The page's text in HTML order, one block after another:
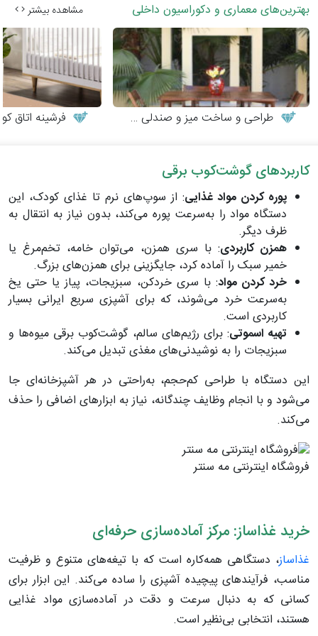
بهترین‌های معماری و دکوراسیون داخلی مشاهده بیشتر
طراحی و ساخت میز و صندلی چوبی فرشینه اتاق
کاربردهای گوشت‌کوب برقی
پوره کردن مواد غذایی: از سوپ‌های نرم تا غذای کودک، این
دستگاه مواد را به‌سرعت پوره می‌کند، بدون نیاز به انتقال به
ظرف دیگر.
همزن کاربردی: با سری همزن، می‌توان خامه، تخم‌مرغ یا
خمیر سبک را آماده کرد، جایگزینی برای همزن‌های بزرگ.
خرد کردن مواد: با سری خردکن، سبزیجات، پیاز یا حتی یخ
به‌سرعت خرد می‌شوند، که برای آشپزی سریع ایرانی بسیار
کاربردی است.
تهیه اسموتی: برای رژیم‌های سالم، گوشت‌کوب برقی میوه‌ها و
سبزیجات را به نوشیدنی‌های مغذی تبدیل می‌کند.
این دستگاه با طراحی کم‌حجم، به‌راحتی در هر آشپزخانه‌ای جا
می‌شود و با انجام وظایف چندگانه، نیاز به ابزارهای اضافی را حذف
می‌کند.
فروشگاه اینترنتی مه سنتر
خرید غذاساز: مرکز آماده‌سازی حرفه‌ای
غذاساز، دستگاهی همه‌کاره است که با تیغه‌های متنوع و ظرفیت
مناسب، فرآیندهای پیچیده آشپزی را ساده می‌کند. این ابزار برای
کسانی که به دنبال سرعت و دقت در آماده‌سازی مواد غذایی
هستند، انتخابی بی‌نظیر است.